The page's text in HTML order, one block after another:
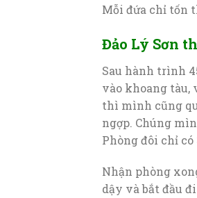
Mỗi đứa chỉ tốn
Đảo Lý Sơn
Sau hành trình
vào khoang tàu,
thì mình cũng
ngợp. Chúng
Phòng đôi chỉ
Nhận phòng
dậy và bắt đầu